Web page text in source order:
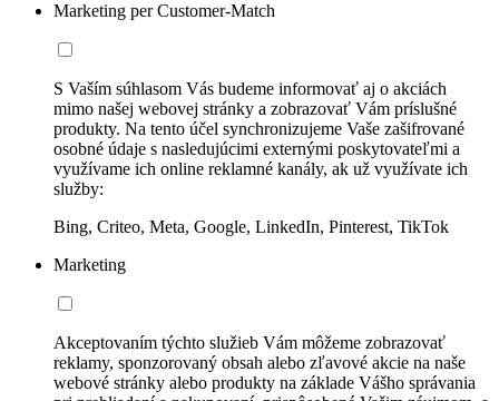
Marketing per Customer-Match
S Vaším súhlasom Vás budeme informovať aj o akciách
mimo našej webovej stránky a zobrazovať Vám príslušné
produkty. Na tento účel synchronizujeme Vaše zašifrované
osobné údaje s nasledujúcimi externými poskytovateľmi a
využívame ich online reklamné kanály, ak už využívate ich
služby:
Bing, Criteo, Meta, Google, LinkedIn, Pinterest, TikTok
Marketing
Akceptovaním týchto služieb Vám môžeme zobrazovať
reklamy, sponzorovaný obsah alebo zľavové akcie na naše
webové stránky alebo produkty na základe Vášho správania